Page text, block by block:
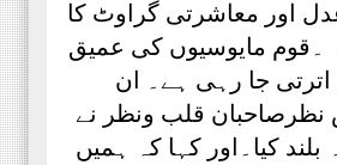
اور معاشرتی گراوٹ کا
۔قوم مایوسیوں کی عمیق
اترتی جا رہی ہے۔ ان
نظرصاحبان قلب ونظر نے
بلند کیا۔اور کہا کہ ہمیں